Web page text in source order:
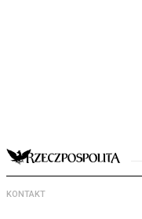
KONTAKT